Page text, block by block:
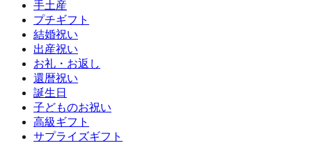
手土産
プチギフト
結婚祝い
出産祝い
お礼・お返し
還暦祝い
誕生日
子どものお祝い
高級ギフト
サプライズギフト